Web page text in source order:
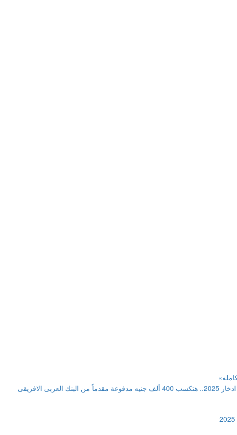
أفضل استثمار في شهادات ادخار 2025.. هتكسب 400 ألف جنيه مدفوعة مقدماً من البنك العربى الافريقى